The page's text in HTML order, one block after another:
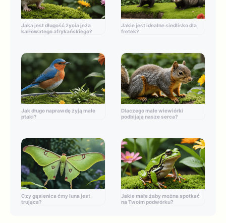
Jaka jest długość życia jeża
karłowatego afrykańskiego?
Jakie jest idealne siedlisko dla
fretek?
Jak długo naprawdę żyją małe
ptaki?
Dlaczego małe wiewiórki
podbijają nasze serca?
Czy gąsienica ćmy luna jest
trująca?
Jakie małe żaby można spotkać
na Twoim podwórku?